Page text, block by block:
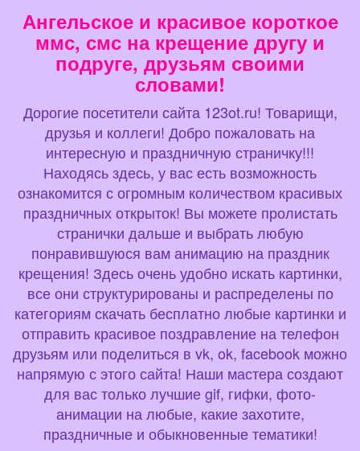
Ангельское и красивое короткое
ммс, смс на крещение другу и
подруге, друзьям своими
словами!
Дорогие посетители сайта 123ot.ru! Товарищи,
друзья и коллеги! Добро пожаловать на
интересную и праздничную страничку!!!
Находясь здесь, у вас есть возможность
ознакомится с огромным количеством красивых
праздничных открыток! Вы можете пролистать
странички дальше и выбрать любую
понравившуюся вам анимацию на праздник
крещения! Здесь очень удобно искать картинки,
все они структурированы и распределены по
категориям скачать бесплатно любые картинки и
отправить красивое поздравление на телефон
друзьям или поделиться в vk, ok, facebook можно
напрямую с этого сайта! Наши мастера создают
для вас только лучшие gif, гифки, фото-
анимации на любые, какие захотите,
праздничные и обыкновенные тематики!